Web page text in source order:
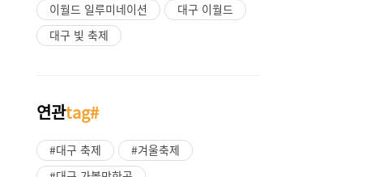
이월드 일루미네이션
대구 이월드
대구 빛 축제
연관tag#
#대구 축제
#겨울축제